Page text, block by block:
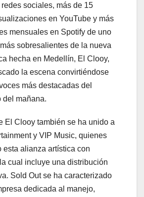
sociales, más de 15
en YouTube y más
mensuales en Spotify de uno
sobresalientes de la nueva
hecha en Medellín, El Clooy,
la escena convirtiéndose
más destacadas del
del mañana.
El Clooy también se ha unido a
y VIP Music, quienes
esta alianza artística con
cual incluye una distribución
Sold Out se ha caracterizado
dedicada al manejo,